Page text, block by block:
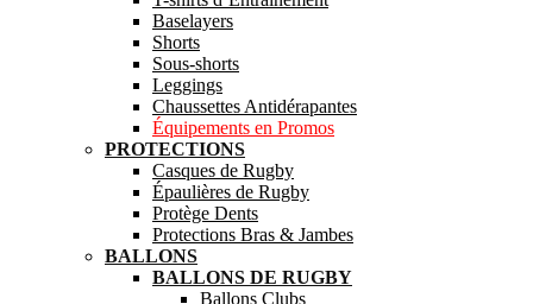
Baselayers
Shorts
Sous-shorts
Leggings
Chaussettes Antidérapantes
Équipements en Promos
PROTECTIONS
Casques de Rugby
Épaulières de Rugby
Protège Dents
Protections Bras & Jambes
BALLONS
BALLONS DE RUGBY
Ballons Clubs